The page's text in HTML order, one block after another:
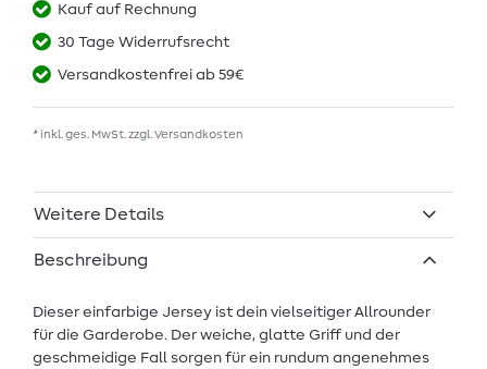
Kauf auf Rechnung
30 Tage Widerrufsrecht
Versandkostenfrei ab 59€
* inkl. ges. MwSt. zzgl. Versandkosten
Weitere Details
Beschreibung
Dieser einfarbige Jersey ist dein vielseitiger Allrounder
für die Garderobe. Der weiche, glatte Griff und der
geschmeidige Fall sorgen für ein rundum angenehmes